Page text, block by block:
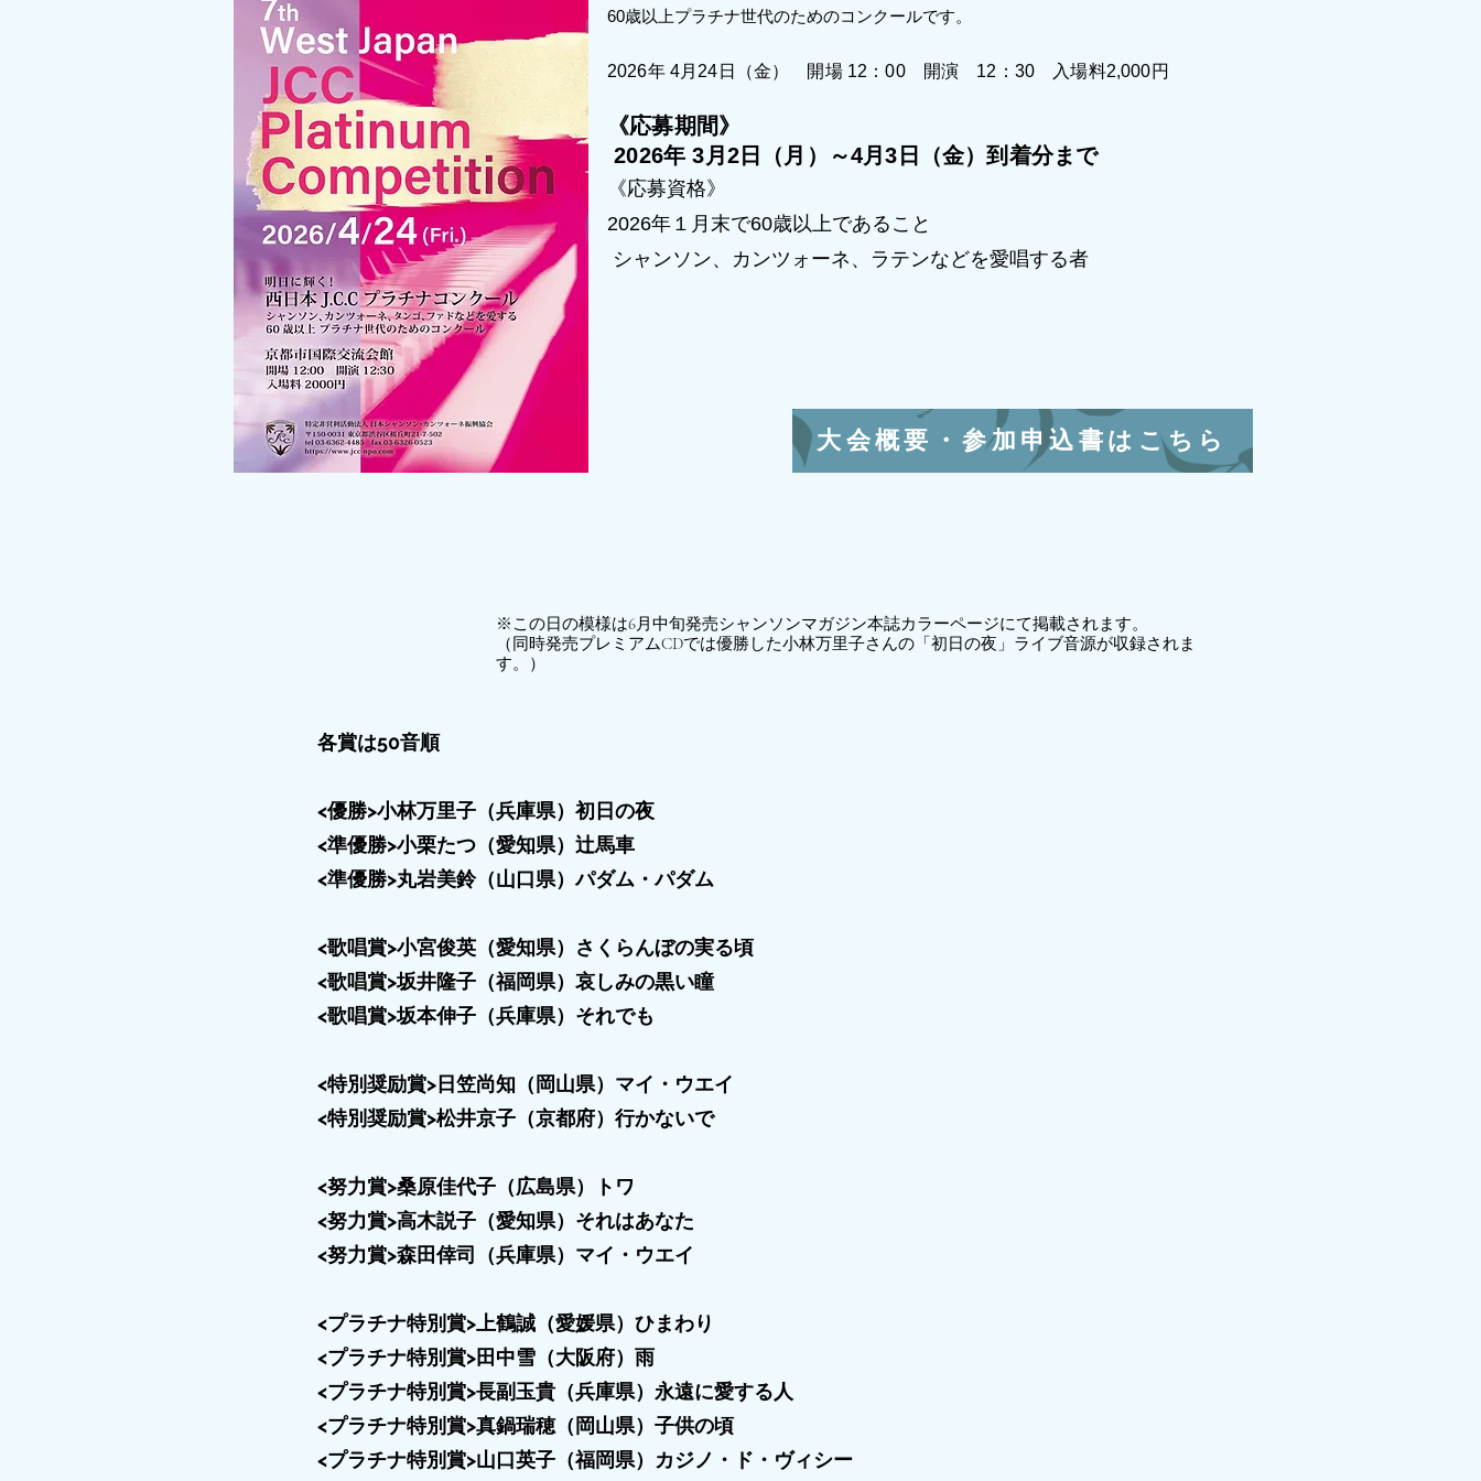
60歳以上プラチナ世代のためのコンクールです。
2026年 4月24日（金） 開場 12：00 開演 12：30 入場料2,000円
《応募期間》
2026年 3月2 日（月 ）～4月3日（金）到着分まで
《応募資格》
2026年１月末で60歳以上であること
シャンソン、カンツォーネ、ラテンなどを愛唱する者
大会概要・参加申込書はこちら
※この日の模様は6月中旬発売シャンソンマガジン本誌カラーページにて掲載されます。
（同時発売プレミアムCDでは優勝した小林万里子さんの「初日の夜」ライブ音源が収録されま
す。）
各賞は50音順
<優勝>小林万里子（兵庫県）初日の夜
<準優勝>小栗たつ（愛知県）辻馬車
<準優勝>丸岩美鈴（山口県）パダム・パダム
<歌唱賞>小宮俊英（愛知県）さくらんぼの実る頃
<歌唱賞>坂井隆子（福岡県）哀しみの黒い瞳
<歌唱賞>坂本伸子（兵庫県）それでも
<特別奨励賞>日笠尚知（岡山県）マイ・ウエイ
<特別奨励賞>松井京子（京都府）行かないで
<努力賞>桑原佳代子（広島県）トワ
<努力賞>高木説子（愛知県）それはあなた
<努力賞>森田倖司（兵庫県）マイ・ウエイ
<プラチナ特別賞>上鶴誠（愛媛県）ひまわり
<プラチナ特別賞>田中雪（大阪府）雨
<プラチナ特別賞>長副玉貴（兵庫県）永遠に愛する人
<プラチナ特別賞>真鍋瑞穂（岡山県）子供の頃
<プラチナ特別賞>山口英子（福岡県）カジノ・ド・ヴィシー